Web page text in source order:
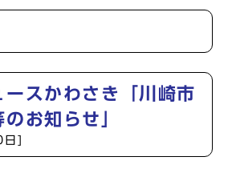
ースかわさき「川崎市
お知らせ」
]